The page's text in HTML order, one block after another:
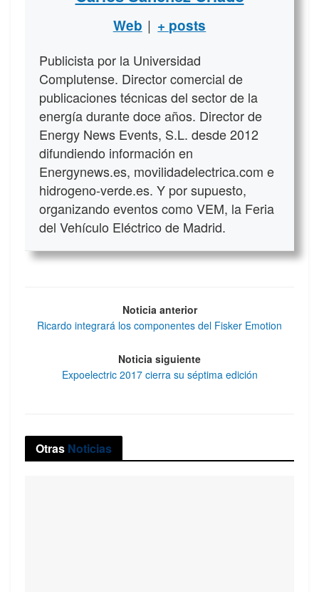
Web | + posts
Publicista por la Universidad
Complutense. Director comercial de
publicaciones técnicas del sector de la
energía durante doce años. Director de
Energy News Events, S.L. desde 2012
difundiendo información en
Energynews.es, movilidadelectrica.com e
hidrogeno-verde.es. Y por supuesto,
organizando eventos como VEM, la Feria
del Vehículo Eléctrico de Madrid.
Noticia anterior
Ricardo integrará los componentes del Fisker Emotion
Noticia siguiente
Expoelectric 2017 cierra su séptima edición
Otras Noticias